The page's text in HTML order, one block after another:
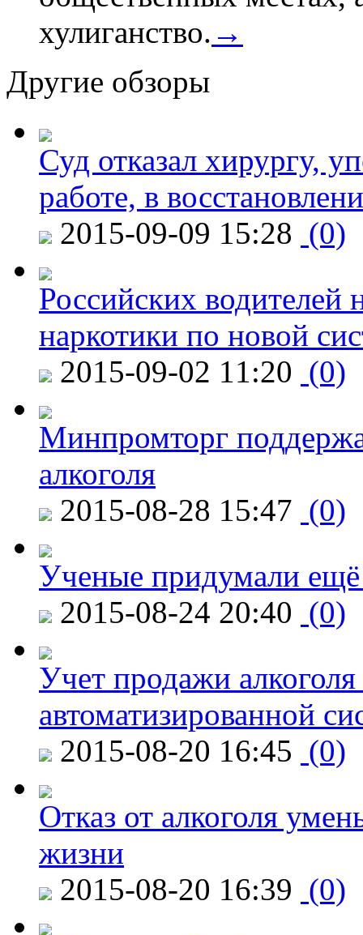
хулиганство. →
Другие обзоры
Суд отказал хирургу,
работе, в
2015-09-09 15:28 (0)
Российских водителей
наркотики по новой
2015-09-02 11:20 (0)
Минпромторг
алкоголя
2015-08-28 15:47 (0)
Ученые придумали ещё
2015-08-24 20:40 (0)
Учет продажи
автоматизированной
2015-08-20 16:45 (0)
Отказ от алкоголя
жизни
2015-08-20 16:39 (0)